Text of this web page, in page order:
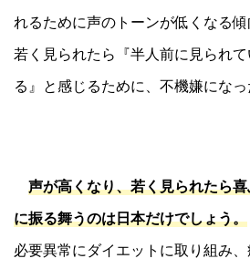
れるために声のトーンが低くなる
若く見られたら『半人前に見られ
る』と感じるために、不機嫌になっ
声が高くなり、若く見られたら
に振る舞うのは日本だけでしょう。
必要異常にダイエットに取り組み